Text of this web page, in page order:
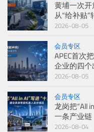
黄埔一次
从“给补贴”
2026-08-05
会员专区
APEC首次
企业的四
2026-08-05
会员专区
龙岗把“All
一条产业链
2026-08-04